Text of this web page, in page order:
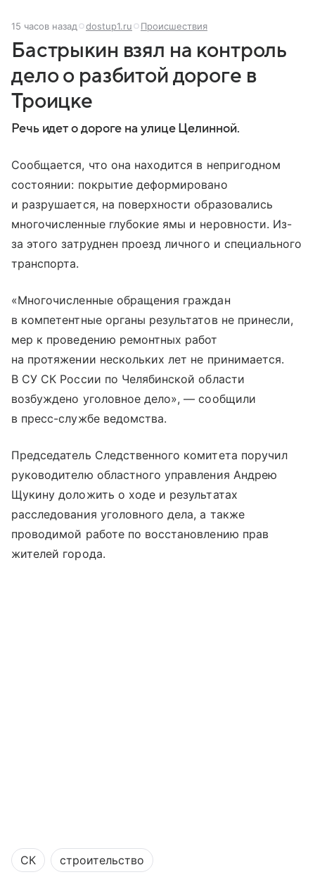
15 часов назад dostup1.ru Происшествия
Бастрыкин взял на контроль
дело о разбитой дороге в
Троицке
Речь идет о дороге на улице Целинной.
Сообщается, что она находится в непригодном
состоянии: покрытие деформировано
и разрушается, на поверхности образовались
многочисленные глубокие ямы и неровности. Из-
за этого затруднен проезд личного и специального
транспорта.
«Многочисленные обращения граждан
в компетентные органы результатов не принесли,
мер к проведению ремонтных работ
на протяжении нескольких лет не принимается.
В СУ СК России по Челябинской области
возбуждено уголовное дело», — сообщили
в пресс-службе ведомства.
Председатель Следственного комитета поручил
руководителю областного управления Андрею
Щукину доложить о ходе и результатах
расследования уголовного дела, а также
проводимой работе по восстановлению прав
жителей города.
СК строительство